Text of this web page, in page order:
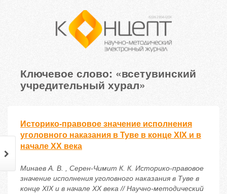
Ключевое слово: «всетувинский
учредительный хурал»
Историко-правовое значение исполнения
уголовного наказания в Туве в конце XIX и в
начале XX века
Минаев А. В. , Серен-Чимит К. К. Историко-правовое
значение исполнения уголовного наказания в Туве в
конце XIX и в начале XX века // Научно-методический